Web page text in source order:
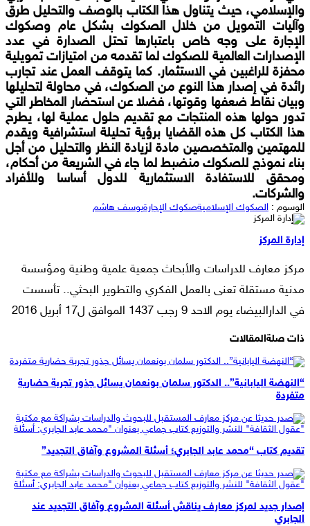
والإسلامي، حيث يتناول هذا الكتاب بالوصف والتحليل طرق
وآليات التمويل من خلال الصكوك بشكل عام وصكوك
الإجارة على وجه خاص باعتبارها تحتل الصدارة في عدد
الإصدارات العالمية للصكوك لما تقدمه من امتيازات تمويلية
محفزة للراغبين في الاستثمار. كما يتوقف العمل عند تجارب
رائدة في إصدار هذا النوع من الصكوك، في محاولة لتحليلها
وبيان نقاط ضعفها وقوتها، فضلا عن استحضار المخاطر التي
تدور حولها هذه المنتجات مع تقديم حلول عملية لها، يطرح
هذا الكتاب كل هذه القضايا برؤية تحليلة استشرافية ويقدم
للمهتمين والمتخصصين مادة لزيادة النظر والتحليل من أجل
بناء نموذج للصكوك منضبط لما جاء في الشريعة من أحكام،
ومحقق للاستفادة الاستثمارية للدول أساسا وللأفراد
والشركات.
الوسوم : الصكوك الإسلاميةصكوك الإجارةيوسف هاشم
إدارة المركز
مركز معارف للدراسات والأبحاث جمعية علمية وطنية ومؤسسة
مدنية مستقلة تعنى بالعمل الفكري والتطوير البحثي.. تأسست
في الدارالبيضاء يوم الاحد 9 رجب 1437 الموافق ل17 أبريل 2016
ذات صلةالمقالات
“النهضة اليابانية”.. الدكتور سلمان بونعمان يسائل جذور تجربة حضارية
متفردة
تقديم كتاب “محمد عابد الجابري؛ أسئلة المشروع وآفاق التجديد”
إصدار جديد لمركز معارف يناقش أسئلة المشروع وآفاق التجديد عند
الجابري